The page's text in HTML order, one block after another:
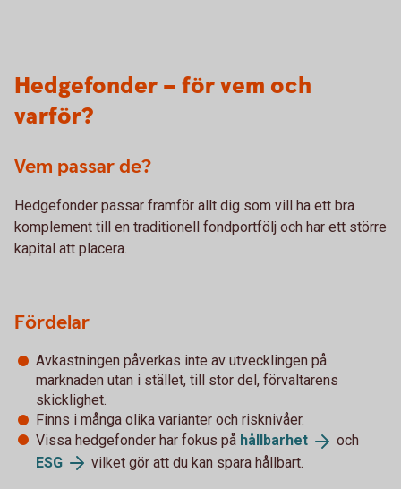
Hedgefonder – för vem och
varför?
Vem passar de?
Hedgefonder passar framför allt dig som vill ha ett bra
komplement till en traditionell fondportfölj och har ett större
kapital att placera.
Fördelar
Avkastningen påverkas inte av utvecklingen på
marknaden utan i stället, till stor del, förvaltarens
skicklighet.
Finns i många olika varianter och risknivåer.
Vissa hedgefonder har fokus på hållbarhet
och
ESG
vilket gör att du kan spara hållbart.